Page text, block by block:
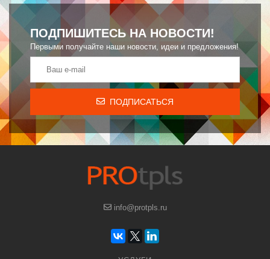
ПОДПИШИТЕСЬ НА НОВОСТИ!
Первыми получайте наши новости, идеи и предложения!
ПОДПИСАТЬСЯ
info@protpls.ru